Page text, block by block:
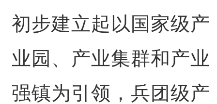
初步建立起以国家级产
业园、产业集群和产业
强镇为引领，兵团级产